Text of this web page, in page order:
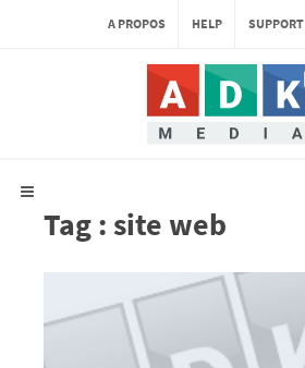
A PROPOS HELP SUPPORT
Tag : site web